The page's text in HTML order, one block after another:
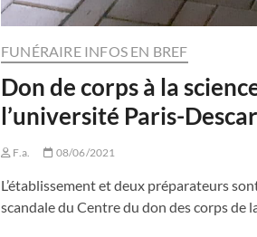
FUNÉRAIRE INFOS EN BREF
Don de corps à la
l’université Paris-
F.a. 08/06/2021
L’établissement et deux préparateurs
scandale du Centre du don des corps de